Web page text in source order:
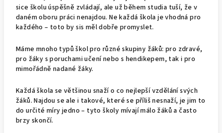
sice školu úspěšně zvládají, ale už během studia tuší, že v
daném oboru práci nenajdou. Ne každá škola je vhodná pro
každého – toto by sis měl dobře promyslet.
Máme mnoho typů škol pro různé skupiny žáků: pro zdravé,
pro žáky s poruchami učení nebo s hendikepem, tak i pro
mimořádně nadané žáky.
Každá škola se většinou snaží o co nejlepší vzdělání svých
žáků. Najdou se ale i takové, které se příliš nesnaží, je jim to
do určité míry jedno – tyto školy mívají málo žáků a často
brzy skončí.